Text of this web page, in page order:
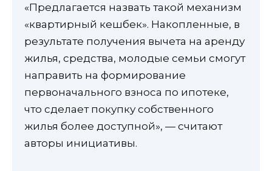
«Предлагается назвать такой механизм
«квартирный кешбек». Накопленные, в
результате получения вычета на аренду
жилья, средства, молодые семьи смогут
направить на формирование
первоначального взноса по ипотеке,
что сделает покупку собственного
жилья более доступной», — считают
авторы инициативы.